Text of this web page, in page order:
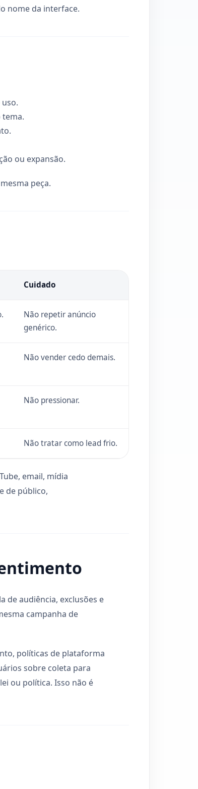
nome da interface.
ou expansão.
peça.
Cuidado
Não repetir anúncio
genérico.
Não vender cedo demais.
Não pressionar.
Não tratar como lead frio.
email, mídia
de público,
de audiência, exclusões e
campanha de
políticas de plataforma
sobre coleta para
ou política. Isso não é